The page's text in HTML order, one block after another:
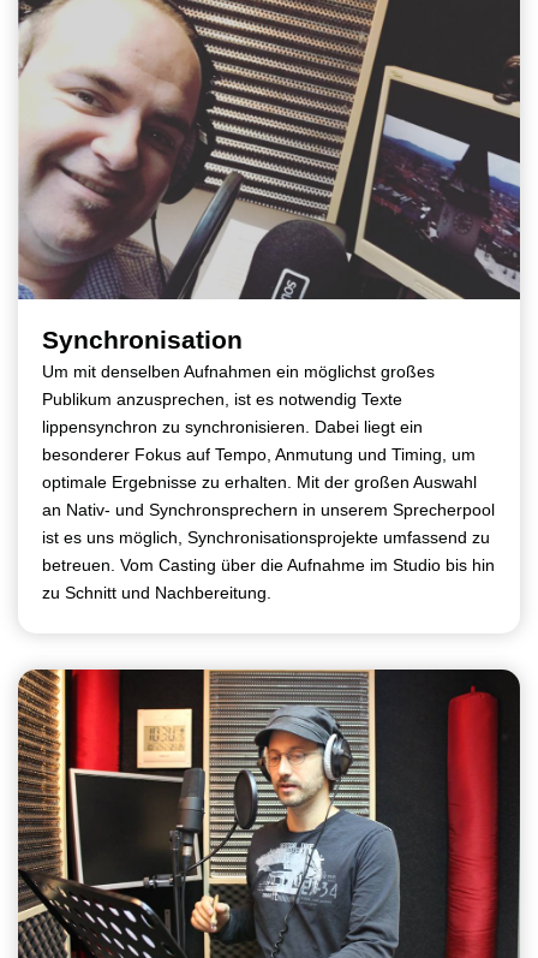
Synchronisation
Um mit denselben Aufnahmen ein möglichst großes
Publikum anzusprechen, ist es notwendig Texte
lippensynchron zu synchronisieren. Dabei liegt ein
besonderer Fokus auf Tempo, Anmutung und Timing, um
optimale Ergebnisse zu erhalten. Mit der großen Auswahl
an Nativ- und Synchronsprechern in unserem Sprecherpool
ist es uns möglich, Synchronisationsprojekte umfassend zu
betreuen. Vom Casting über die Aufnahme im Studio bis hin
zu Schnitt und Nachbereitung.